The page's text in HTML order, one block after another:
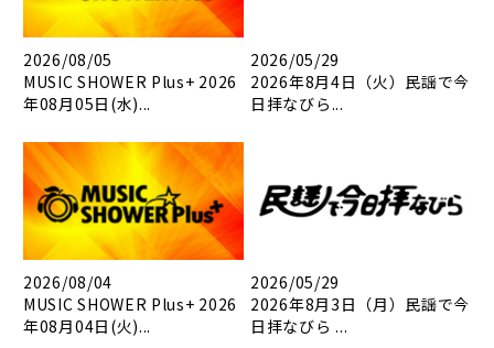
2026/08/05
MUSIC SHOWER Plus+ 2026
年08月05日(水)...
2026/05/29
2026年8月4日（火）民謡で今
日拝なびら...
2026/08/04
MUSIC SHOWER Plus+ 2026
年08月04日(火)...
2026/05/29
2026年8月3日（月）民謡で今
日拝なびら ...